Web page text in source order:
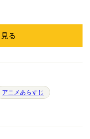
る
アニメあらすじ